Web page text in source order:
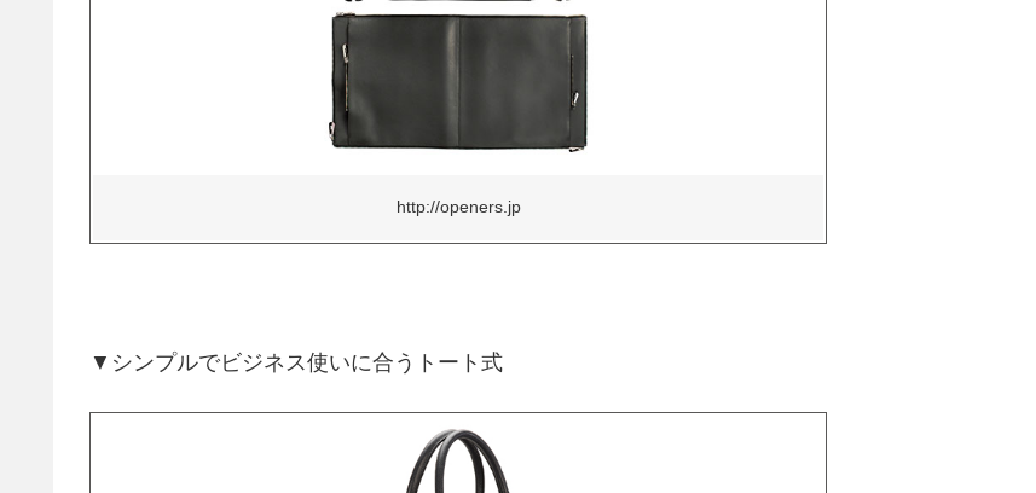
http://openers.jp
▼シンプルでビジネス使いに合うトート式